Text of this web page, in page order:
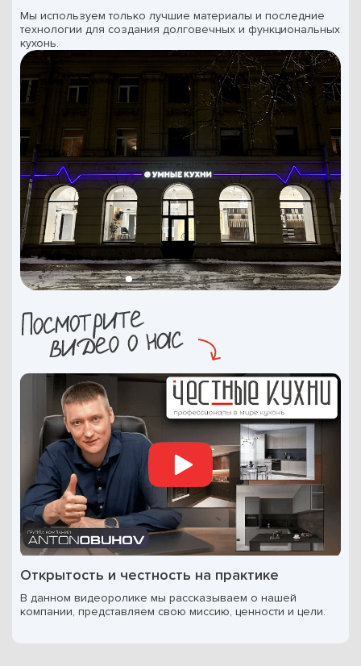
Мы используем только лучшие материалы и последние
технологии для создания долговечных и функциональных
кухонь.
Открытость и честность на практике
В данном видеоролике мы рассказываем о нашей
компании, представляем свою миссию, ценности и цели.